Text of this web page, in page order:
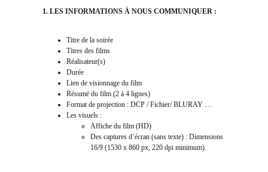
1. LES INFORMATIONS À NOUS COMMUNIQUER :
Titre de la soirée
Titres des films
Réalisateur(s)
Durée
Lien de visionnage du film
Résumé du film (2 à 4 lignes)
Format de projection : DCP / Fichier/ BLURAY …
Les visuels :
Affiche du film (HD)
Des captures d’écran (sans texte) : Dimensions
16/9 (1530 x 860 px, 220 dpi minimum).